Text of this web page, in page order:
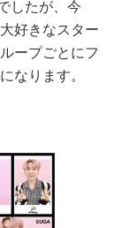
したが、今
好きなスター
ープごとにフ
なります。